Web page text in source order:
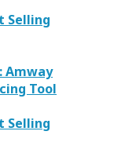
Selling
Amway
Tool
Selling